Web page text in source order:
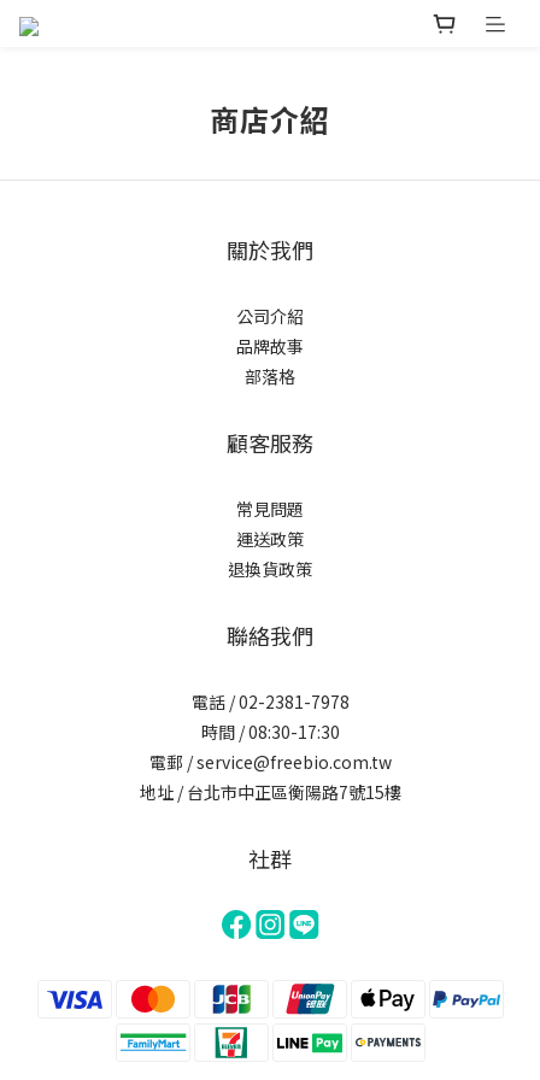
商店介紹
關於我們
公司介紹
品牌故事
部落格
顧客服務
常見問題
運送政策
退換貨政策
聯絡我們
電話 / 02-2381-7978
時間 / 08:30-17:30
電郵 / service@freebio.com.tw
地址 / 台北市中正區衡陽路7號15樓
社群